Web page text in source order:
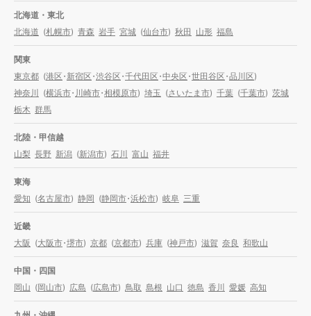
北海道・東北
北海道 (札幌市) 青森 岩手 宮城 (仙台市) 秋田 山形 福島
関東
東京都 (港区・新宿区・渋谷区・千代田区・中央区・世田谷区・品川区)
神奈川 (横浜市・川崎市・相模原市) 埼玉 (さいたま市) 千葉 (千葉市) 茨城
栃木 群馬
北陸・甲信越
山梨 長野 新潟 (新潟市) 石川 富山 福井
東海
愛知 (名古屋市) 静岡 (静岡市・浜松市) 岐阜 三重
近畿
大阪 (大阪市・堺市) 京都 (京都市) 兵庫 (神戸市) 滋賀 奈良 和歌山
中国・四国
岡山 (岡山市) 広島 (広島市) 鳥取 島根 山口 徳島 香川 愛媛 高知